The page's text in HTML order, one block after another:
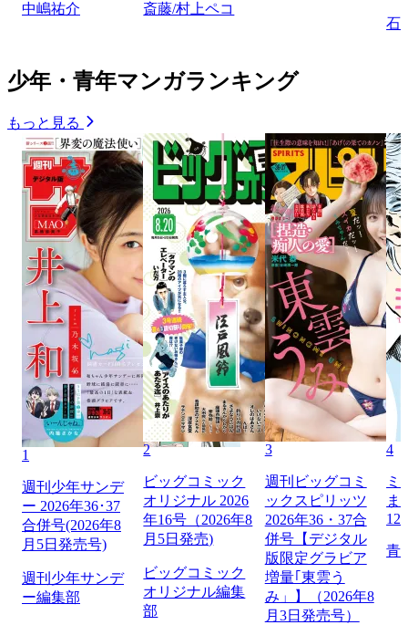
中嶋祐介
斎藤/村上ペコ
石
少年・青年マンガランキング
もっと見る
1
週刊少年サンデ
ー 2026年36･37
合併号(2026年8
月5日発売号)
週刊少年サンデ
ー編集部
2
ビッグコミック
オリジナル 2026
年16号（2026年8
月5日発売)
ビッグコミック
オリジナル編集
部
3
週刊ビッグコミ
ックスピリッツ
2026年36・37合
併号【デジタル
版限定グラビア
増量｢東雲う
み」】（2026年8
月3日発売号）
4
ミ
ま
129
青